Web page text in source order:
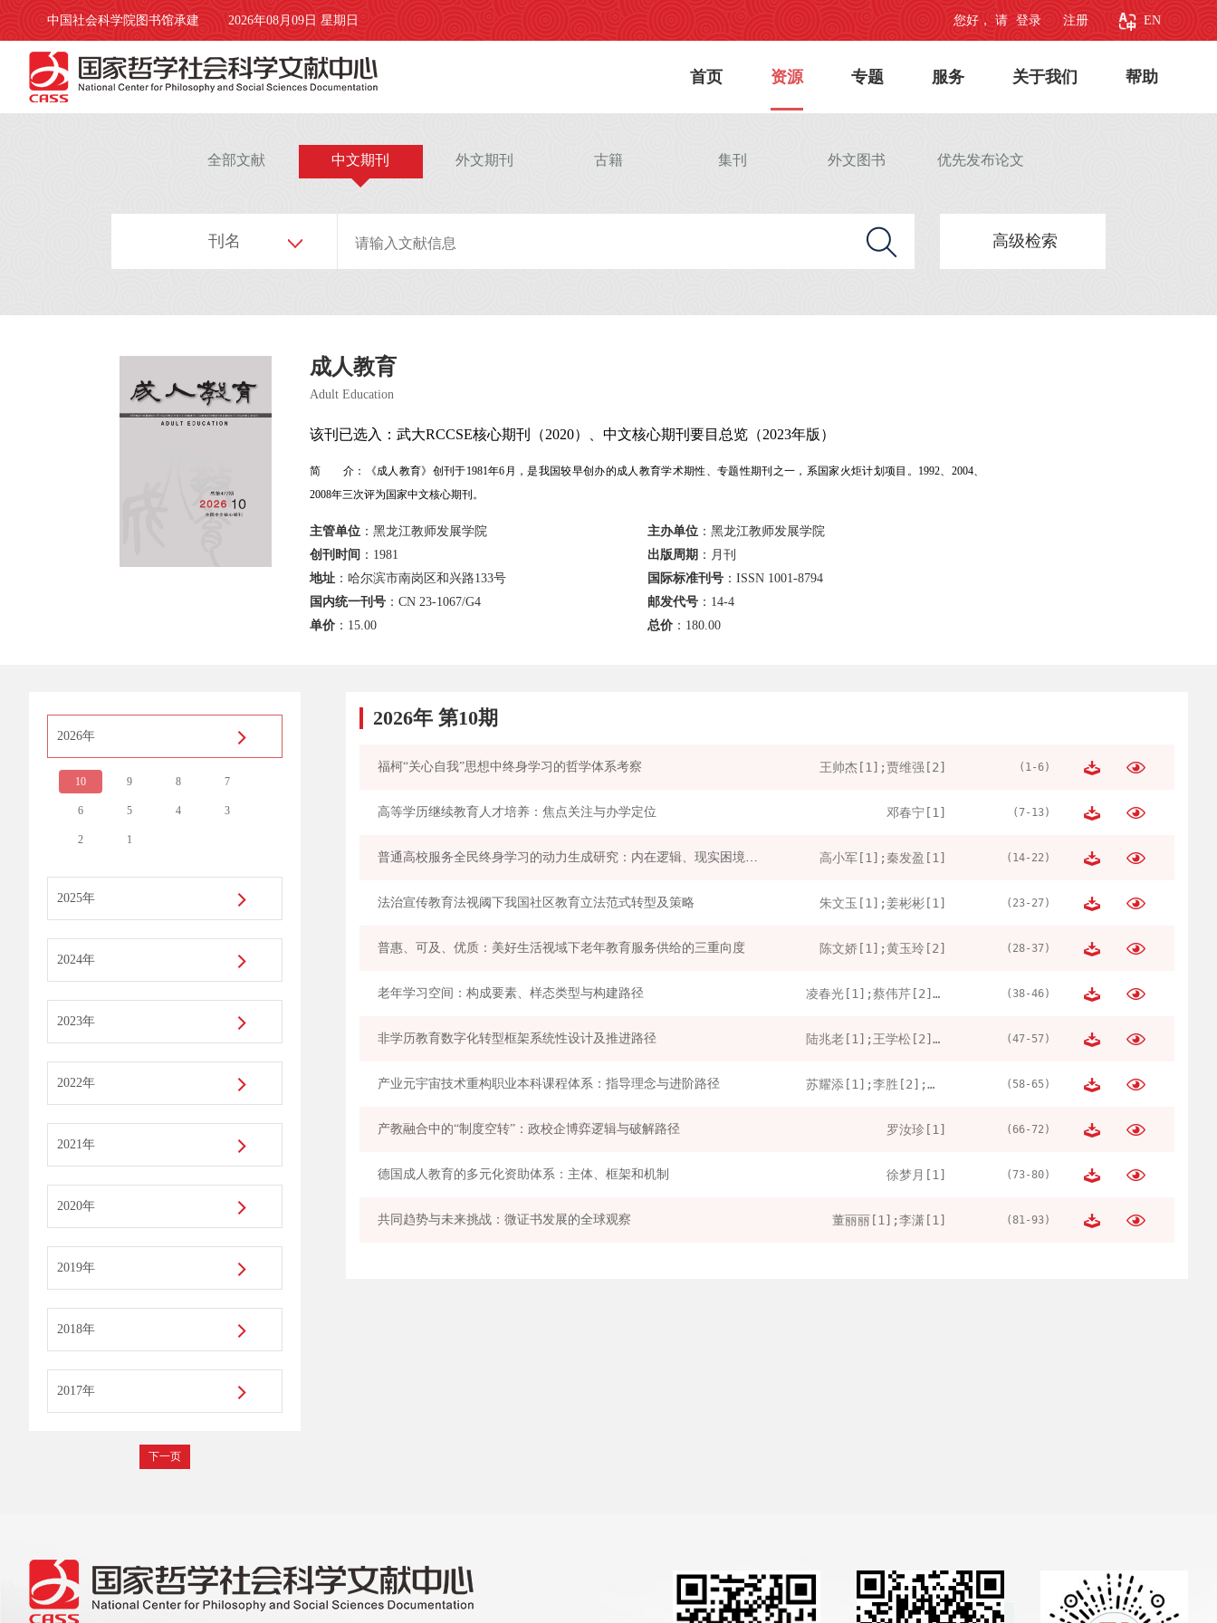
您好， 请 登录 注册 EN
2026年08月09日 星期日
中国社会科学院图书馆承建
首页 资源 专题 服务 关于我们 帮助
全部文献 中文期刊 外文期刊 古籍 集刊 外文图书 优先发布论文
刊名 高级检索
成人教育
Adult Education
该刊已选入：武大RCCSE核心期刊（2020）、中文核心期刊要目总览（2023年版）
简 介：《成人教育》创刊于1981年6月，是我国较早创办的成人教育学术期性、专题性期刊之一，系国家火炬计划项目。1992、2004、
2008年三次评为国家中文核心期刊。
主管单位 ：黑龙江教师发展学院 主办单位：黑龙江教师发展学院
创刊时间 ：1981 出版周期 ：月刊
地址 ：哈尔滨市南岗区和兴路133号 国际标准刊号：ISSN 1001-8794
国内统一刊号 ：CN 23-1067/G4 邮发代号：14-4
单价 ： 15.00 总价： 180.00
2026年
10 9 8 7
6 5 4 3
2 1
2025年
2024年
2023年
2022年
2021年
2020年
2019年
2018年
2017年
下一页
2026年 第10期
福柯“关心自我”思想中终身学习的哲学体系考察 王帅杰[1];贾维强[2] (1-6)
高等学历继续教育人才培养：焦点关注与办学定位 邓春宁[1] (7-13)
普通高校服务全民终身学习的动力生成研究：内在逻辑、现实困境与推进路径 高小军[1];秦发盈[1] (14-22)
法治宣传教育法视阈下我国社区教育立法范式转型及策略 朱文玉[1];姜彬彬[1] (23-27)
普惠、可及、优质：美好生活视域下老年教育服务供给的三重向度 陈文娇[1];黄玉玲[2] (28-37)
老年学习空间：构成要素、样态类型与构建路径 凌春光[1];蔡伟芹[2];于少杰[3] (38-46)
非学历教育数字化转型框架系统性设计及推进路径 陆兆老[1];王学松[2];陈清华[3] (47-57)
产业元宇宙技术重构职业本科课程体系：指导理念与进阶路径 苏耀添[1];李胜[2];王科[1] (58-65)
产教融合中的“制度空转”：政校企博弈逻辑与破解路径 罗汝珍[1] (66-72)
德国成人教育的多元化资助体系：主体、框架和机制 徐梦月[1] (73-80)
共同趋势与未来挑战：微证书发展的全球观察 董丽丽[1];李潇[1] (81-93)